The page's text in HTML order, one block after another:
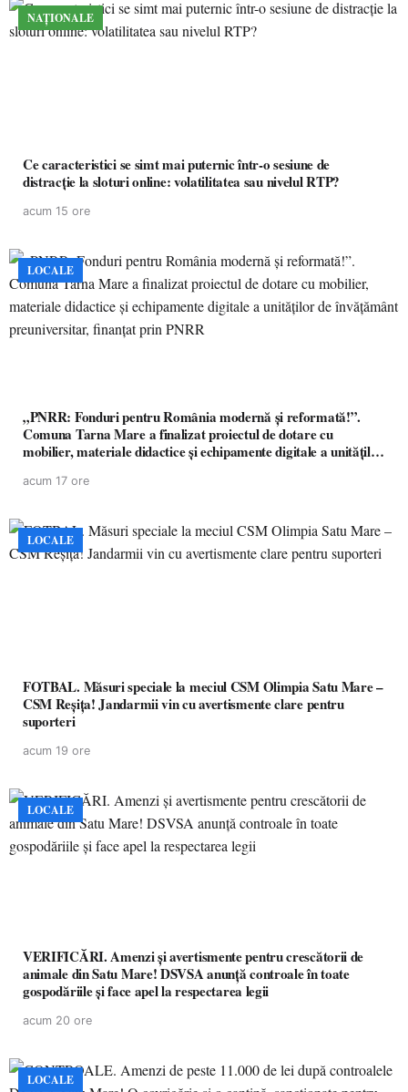
NAȚIONALE
Ce caracteristici se simt mai puternic într-o sesiune de
distracție la sloturi online: volatilitatea sau nivelul RTP?
acum 15 ore
LOCALE
„PNRR: Fonduri pentru România modernă și reformată!”.
Comuna Tarna Mare a finalizat proiectul de dotare cu
mobilier, materiale didactice și echipamente digitale a unităților
acum 17 ore
LOCALE
FOTBAL. Măsuri speciale la meciul CSM Olimpia Satu Mare –
CSM Reșița! Jandarmii vin cu avertismente clare pentru
suporteri
acum 19 ore
LOCALE
VERIFICĂRI. Amenzi și avertismente pentru crescătorii de
animale din Satu Mare! DSVSA anunță controale în toate
gospodăriile și face apel la respectarea legii
acum 20 ore
LOCALE